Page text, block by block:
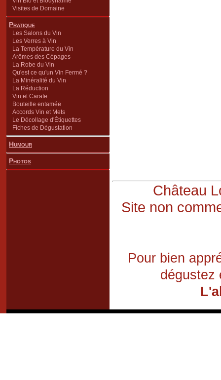
Visites de Domaine
Pratique
Les Salons du Vin
Les Verres à Vin
La Température du Vin
Arômes des Cépages
La Robe du Vin
Qu'est ce qu'un Vin Fermé ?
La Minéralité du Vin
La Réduction
Vin et Carafe
Bouteille entamée
Accords Vin et Mets
Le Décollage d'Étiquettes
Fiches de Dégustation
Humour
Photos
Château
Site non
Pour bien
dégustez